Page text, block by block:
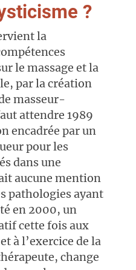
?
la
le massage et la
par la création
masseur-
attendre 1989
encadrée par un
pour les
dans une
aucune mention
pathologies ayant
en 2000, un
cette fois aux
à l’exercice de la
change